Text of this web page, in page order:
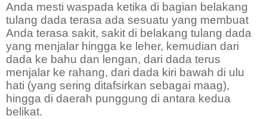
Anda mesti waspada ketika di bagian belakang
tulang dada terasa ada sesuatu yang membuat
Anda terasa sakit, sakit di belakang tulang dada
yang menjalar hingga ke leher, kemudian dari
dada ke bahu dan lengan, dari dada terus
menjalar ke rahang, dari dada kiri bawah di ulu
hati (yang sering ditafsirkan sebagai maag),
hingga di daerah punggung di antara kedua
belikat.